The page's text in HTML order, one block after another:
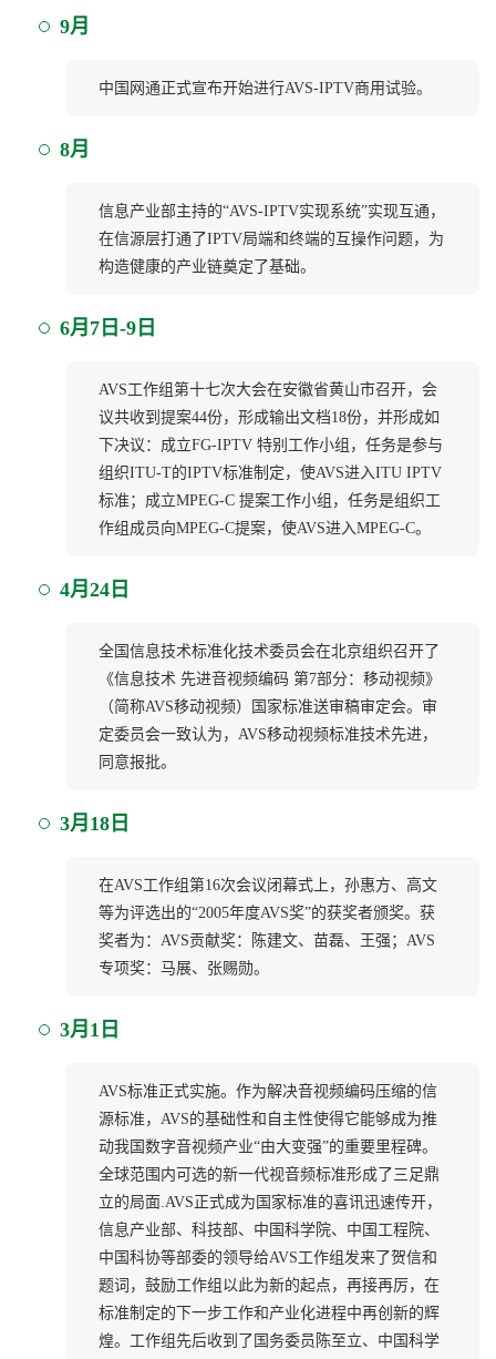
9月
中国网通正式宣布开始进行AVS-IPTV商用试验。
8月
信息产业部主持的“AVS-IPTV实现系统”实现互通，
在信源层打通了IPTV局端和终端的互操作问题，为
构造健康的产业链奠定了基础。
6月7日-9日
AVS工作组第十七次大会在安徽省黄山市召开，会
议共收到提案44份，形成输出文档18份，并形成如
下决议：成立FG-IPTV 特别工作小组，任务是参与
组织ITU-T的IPTV标准制定，使AVS进入ITU IPTV
标准；成立MPEG-C 提案工作小组，任务是组织工
作组成员向MPEG-C提案，使AVS进入MPEG-C。
4月24日
全国信息技术标准化技术委员会在北京组织召开了
《信息技术 先进音视频编码 第7部分：移动视频》
（简称AVS移动视频）国家标准送审稿审定会。审
定委员会一致认为，AVS移动视频标准技术先进，
同意报批。
3月18日
在AVS工作组第16次会议闭幕式上，孙惠方、高文
等为评选出的“2005年度AVS奖”的获奖者颁奖。获
奖者为：AVS贡献奖：陈建文、苗磊、王强；AVS
专项奖：马展、张赐勋。
3月1日
AVS标准正式实施。作为解决音视频编码压缩的信
源标准，AVS的基础性和自主性使得它能够成为推
动我国数字音视频产业“由大变强”的重要里程碑。
全球范围内可选的新一代视音频标准形成了三足鼎
立的局面.AVS正式成为国家标准的喜讯迅速传开，
信息产业部、科技部、中国科学院、中国工程院、
中国科协等部委的领导给AVS工作组发来了贺信和
题词，鼓励工作组以此为新的起点，再接再厉，在
标准制定的下一步工作和产业化进程中再创新的辉
煌。工作组先后收到了国务委员陈至立、中国科学